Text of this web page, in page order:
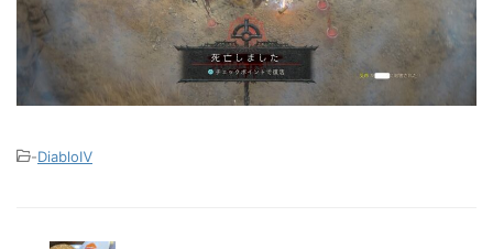
-DiabloⅣ